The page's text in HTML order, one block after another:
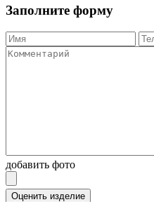
Заполните форму
добавить фото
Оценить изделие